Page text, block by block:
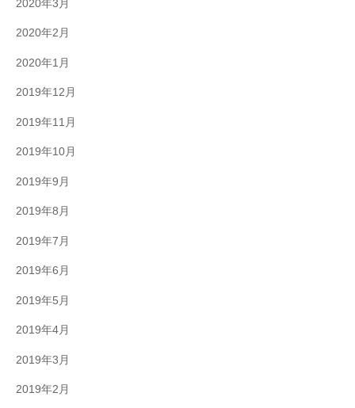
2020年3月
2020年2月
2020年1月
2019年12月
2019年11月
2019年10月
2019年9月
2019年8月
2019年7月
2019年6月
2019年5月
2019年4月
2019年3月
2019年2月